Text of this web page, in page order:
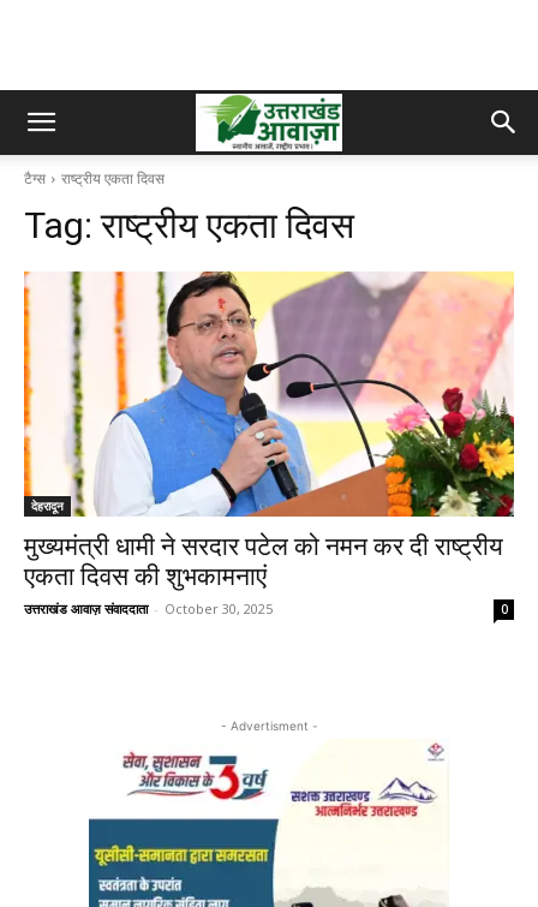
टैग्स राष्ट्रीय एकता दिवस
Tag:राष्ट्रीय एकता दिवस
देहरादून
मुख्यमंत्री धामी ने सरदार पटेल को नमन कर दी राष्ट्रीय
एकता दिवस की शुभकामनाएं
उत्तराखंड आवाज़ संवाददाता - October 30, 2025 0
- Advertisment -